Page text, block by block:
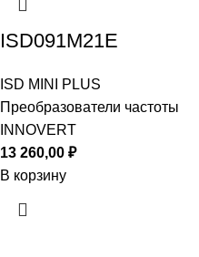
ISD091M21E
ISD MINI PLUS
Преобразователи частоты
INNOVERT
13 260,00 ₽
В корзину